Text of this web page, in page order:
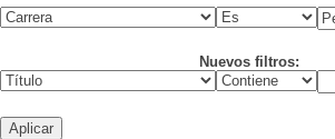
Nuevos filtros: